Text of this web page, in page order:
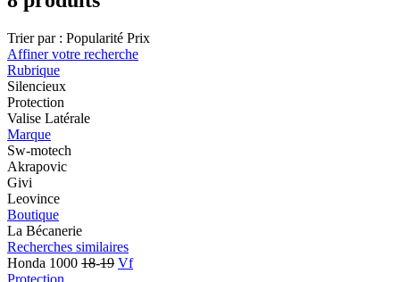
Trier par : Popularité Prix
Affiner votre recherche
Rubrique
Silencieux
Protection
Valise Latérale
Marque
Sw-motech
Akrapovic
Givi
Leovince
Boutique
La Bécanerie
Recherches similaires
Honda 1000 18-19 Vf
Protection